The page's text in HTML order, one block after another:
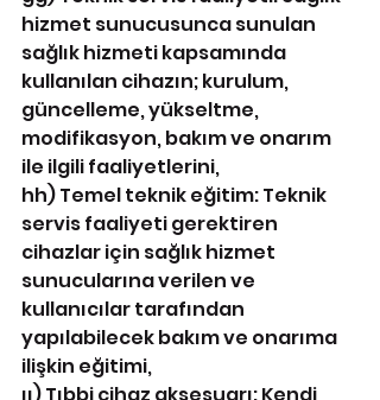
hizmet sunucusunca sunulan
sağlık hizmeti kapsamında
kullanılan cihazın; kurulum,
güncelleme, yükseltme,
modifikasyon, bakım ve onarım
ile ilgili faaliyetlerini,
hh) Temel teknik eğitim: Teknik
servis faaliyeti gerektiren
cihazlar için sağlık hizmet
sunucularına verilen ve
kullanıcılar tarafından
yapılabilecek bakım ve onarıma
ilişkin eğitimi,
ıı) Tıbbi cihaz aksesuarı: Kendi